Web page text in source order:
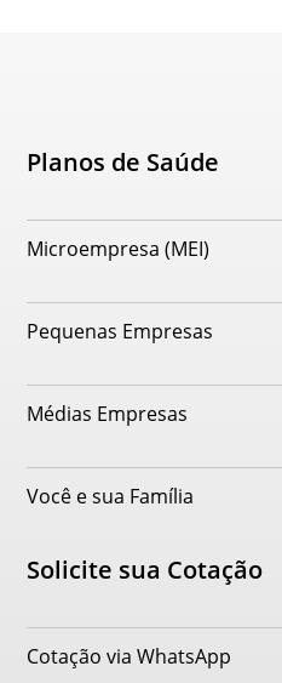
Planos de Saúde
Microempresa (MEI)
Pequenas Empresas
Médias Empresas
Você e sua Família
Solicite sua Cotação
Cotação via WhatsApp